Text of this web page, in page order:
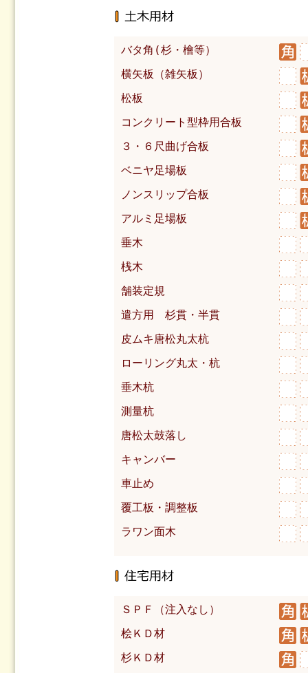
バタ角(杉・檜等）
横矢板（雑矢板）
松板
コンクリート型枠用合板
３・６尺曲げ合板
ベニヤ足場板
ノンスリップ合板
アルミ足場板
垂木
桟木
舗装定規
遣方用 杉貫・半貫
皮ムキ唐松丸太杭
ローリング丸太・杭
垂木杭
測量杭
唐松太鼓落し
キャンバー
車止め
覆工板・調整板
ラワン面木
ＳＰＦ（注入なし）
桧ＫＤ材
杉ＫＤ材